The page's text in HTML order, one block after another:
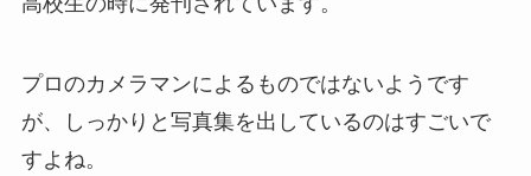
プロのカメラマンによるものではないようです
が、しっかりと写真集を出しているのはすごいで
すよね。